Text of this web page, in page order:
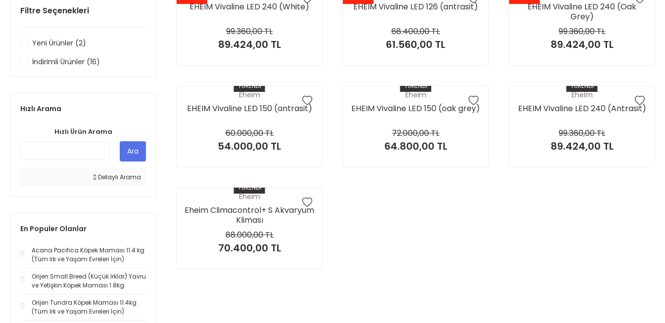
Filtre Seçenekleri
Yeni Ürünler (2)
İndirimli Ürünler (16)
Hızlı Arama
Hızlı Ürün Arama
Ara
Detaylı Arama
En Populer Olanlar
Acana Pacifica Köpek Maması 11.4 kg
(Tüm Irk ve Yaşam Evreleri İçin)
Orijen Small Breed (Küçük Irklar) Yavru
ve Yetişkin Köpek Maması 1.8kg
Orijen Tundra Köpek Maması 11.4kg
(Tüm Irk ve Yaşam Evreleri İçin)
EHEIM Vivaline LED 240 (White)
99.360,00 TL
89.424,00 TL
EHEIM Vivaline LED 126 (antrasit)
68.400,00 TL
61.560,00 TL
EHEIM Vivaline LED 240 (Oak
Grey)
99.360,00 TL
89.424,00 TL
TÜKENDİ
Eheim
EHEIM Vivaline LED 150 (antrasit)
60.000,00 TL
54.000,00 TL
TÜKENDİ
Eheim
EHEIM Vivaline LED 150 (oak grey)
72.000,00 TL
64.800,00 TL
TÜKENDİ
Eheim
EHEIM Vivaline LED 240 (Antrasit)
99.360,00 TL
89.424,00 TL
TÜKENDİ
Eheim
Eheim Climacontrol+ S Akvaryum
Kliması
88.000,00 TL
70.400,00 TL